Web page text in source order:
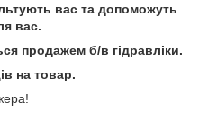
вас та допоможуть
вас.
продажем б/в гідравліки.
на товар.